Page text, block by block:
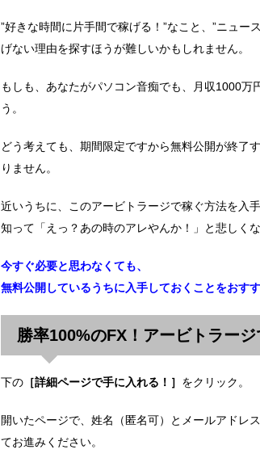
”好きな時間に片手間で稼げる！”なこと、”ニュ
げない理由を探すほうが難しいかもしれません。
もしも、あなたがパソコン音痴でも、月収1000
う。
どう考えても、期間限定ですから無料公開が終了
りません。
近いうちに、このアービトラージで稼ぐ方法を入
知って「えっ？あの時のアレやんか！」と悲しく
今すぐ必要と思わなくても、
無料公開しているうちに入手しておくことをおすす
勝率100%のFX！アービトラー
下の［詳細ページで手に入れる！］ をクリック。
開いたページで、姓名（匿名可）とメールアドレ
てお進みください。